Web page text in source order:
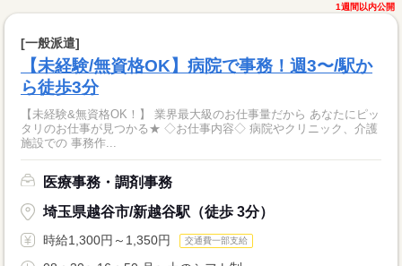
1週間以内公開
[一般派遣]
【未経験/無資格OK】病院で事務！週3〜/駅か
ら徒歩3分
【未経験&無資格OK！】 業界最大級のお仕事量だから あなたにピッ
タリのお仕事が見つかる★ ◇お仕事内容◇ 病院やクリニック、介護
施設での 事務作...
医療事務・調剤事務
埼玉県越谷市/新越谷駅（徒歩 3分）
時給1,300円～1,350円 交通費一部支給